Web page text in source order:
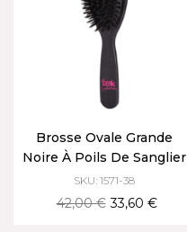
Brosse Ovale Grande
Noire À Poils De Sanglier
SKU: 1571-38
42,00 € 33,60 €